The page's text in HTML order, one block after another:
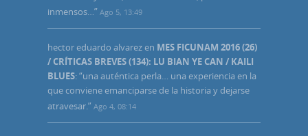
inmensos…” Ago 5, 13:49
hector eduardo alvarez en MES FICUNAM 2016 (26)
/ CRÍTICAS BREVES (134): LU BIAN YE CAN / KAILI
BLUES: “una auténtica perla… una experiencia en la
que conviene emanciparse de la historia y dejarse
atravesar.” Ago 4, 08:14